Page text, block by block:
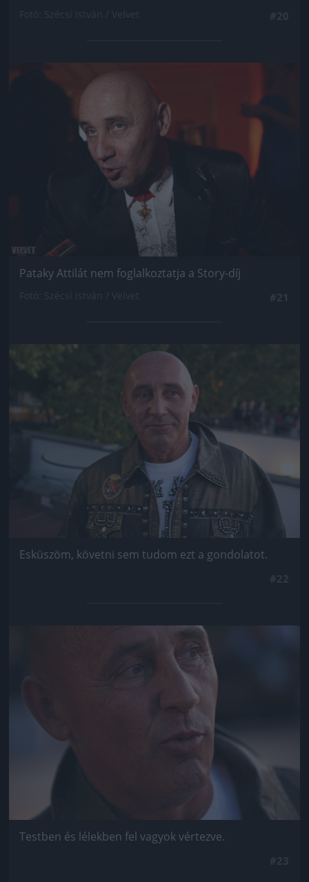
Jön még kép!
Pataky Attilát nem foglalkoztatja a Story-díj
Jön még kép!
Esküszöm, követni sem tudom ezt a gondolatot.
Jön még kép!
Testben és lélekben fel vagyok vértezve.